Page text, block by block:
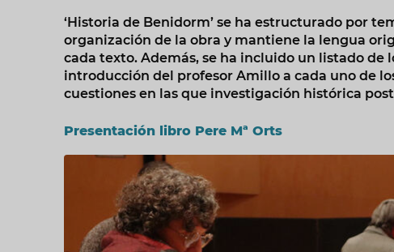
‘Historia de Benidorm’ se ha estructurado por
organización de la obra y mantiene la lengua
cada texto. Además, se ha incluido un listado de
introducción del profesor Amillo a cada uno de
cuestiones en las que investigación histórica
Presentación libro Pere Mª Orts